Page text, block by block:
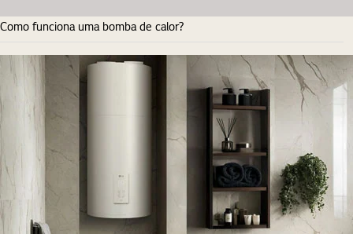
Como funciona uma bomba de calor?